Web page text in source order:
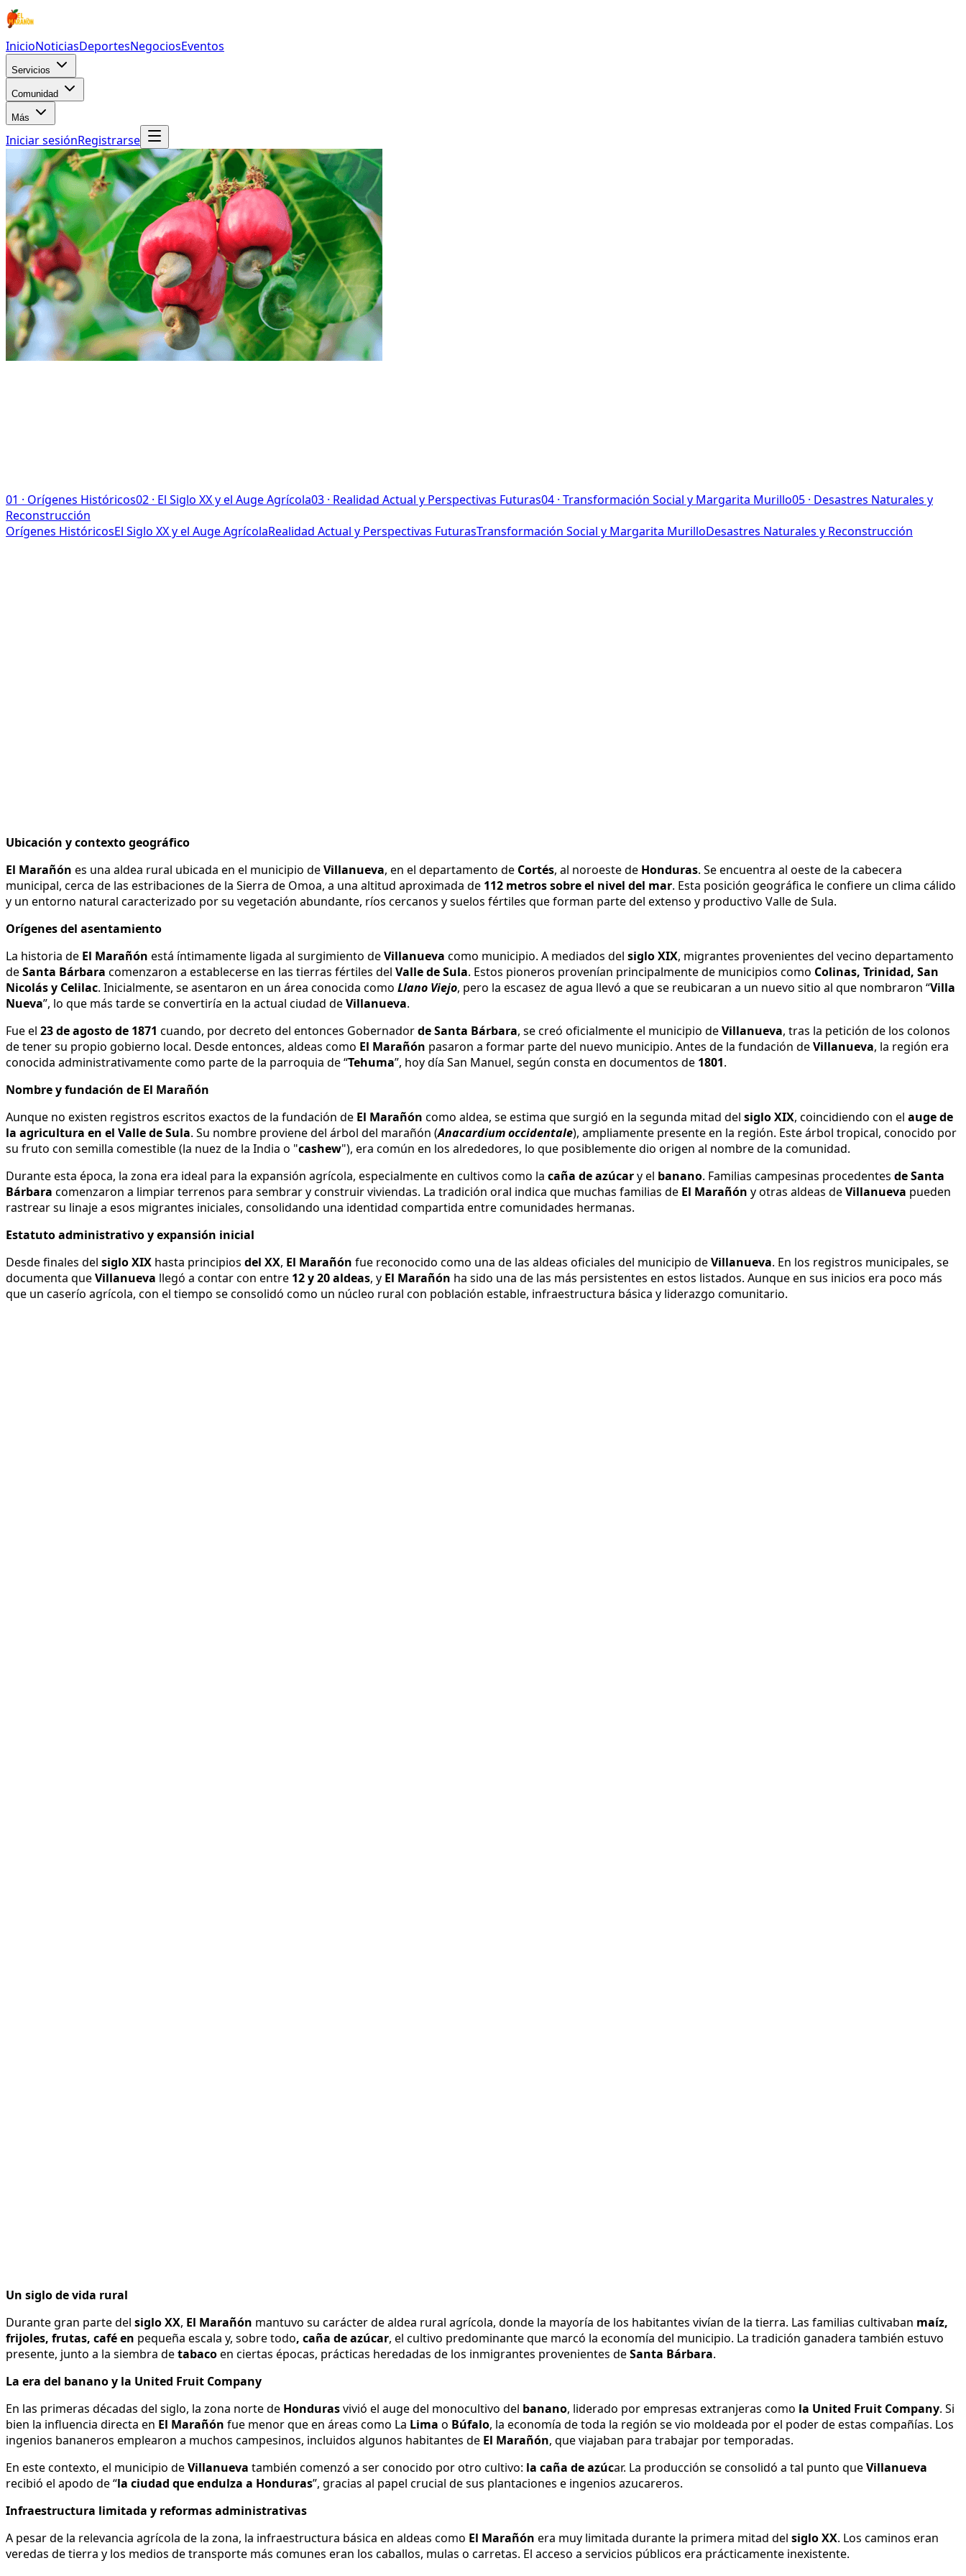
InicioNoticiasDeportesNegociosEventos
Servicios
Comunidad
Más
Iniciar sesiónRegistrarse
01 · Orígenes Históricos02 · El Siglo XX y el Auge Agrícola03 · Realidad Actual y Perspectivas Futuras04 · Transformación Social y Margarita Murillo05 · Desastres Naturales y
Reconstrucción
Orígenes HistóricosEl Siglo XX y el Auge AgrícolaRealidad Actual y Perspectivas FuturasTransformación Social y Margarita MurilloDesastres Naturales y Reconstrucción
Ubicación y contexto geográfico
El Marañón es una aldea rural ubicada en el municipio deVillanueva, en el departamento de Cortés, al noroeste de Honduras. Se encuentra al oeste de la cabecera
municipal, cerca de las estribaciones de la Sierra de Omoa, a una altitud aproximada de 112 metros sobre el nivel del mar. Esta posición geográfica le confiere un clima cálido
y un entorno natural caracterizado por su vegetación abundante, ríos cercanos y suelos fértiles que forman parte del extenso y productivo Valle de Sula.
Orígenes del asentamiento
La historia de El Marañón está íntimamente ligada al surgimiento deVillanueva como municipio. A mediados del siglo XIX, migrantes provenientes del vecino departamento
deSanta Bárbara comenzaron a establecerse en las tierras fértiles del Valle de Sula. Estos pioneros provenían principalmente de municipios como Colinas, Trinidad, San
Nicolás y Celilac. Inicialmente, se asentaron en un área conocida como Llano Viejo, pero la escasez de agua llevó a que se reubicaran a un nuevo sitio al que nombraron “Villa
Nueva”, lo que más tarde se convertiría en la actual ciudad deVillanueva.
Fue el 23 de agosto de 1871 cuando, por decreto del entonces Gobernadorde Santa Bárbara, se creó oficialmente el municipio deVillanueva, tras la petición de los colonos
de tener su propio gobierno local. Desde entonces, aldeas como El Marañón pasaron a formar parte del nuevo municipio. Antes de la fundación deVillanueva, la región era
conocida administrativamente como parte de la parroquia de “Tehuma”, hoy día San Manuel, según consta en documentos de 1801.
Nombre y fundación de El Marañón
Aunque no existen registros escritos exactos de la fundación de El Marañón como aldea, se estima que surgió en la segunda mitad del siglo XIX, coincidiendo con el auge de
la agricultura en el Valle de Sula. Su nombre proviene del árbol del marañón (Anacardium occidentale), ampliamente presente en la región. Este árbol tropical, conocido por
su fruto con semilla comestible (la nuez de la India o "cashew"), era común en los alrededores, lo que posiblemente dio origen al nombre de la comunidad.
Durante esta época, la zona era ideal para la expansión agrícola, especialmente en cultivos como la caña de azúcary el banano. Familias campesinas procedentes de Santa
Bárbara comenzaron a limpiar terrenos para sembrar y construir viviendas. La tradición oral indica que muchas familias de El Marañón y otras aldeas deVillanueva pueden
rastrear su linaje a esos migrantes iniciales, consolidando una identidad compartida entre comunidades hermanas.
Estatuto administrativo y expansión inicial
Desde finales del siglo XIX hasta principios del XX, El Marañón fue reconocido como una de las aldeas oficiales del municipio deVillanueva. En los registros municipales, se
documenta queVillanueva llegó a contar con entre 12 y 20 aldeas, y El Marañón ha sido una de las más persistentes en estos listados. Aunque en sus inicios era poco más
que un caserío agrícola, con el tiempo se consolidó como un núcleo rural con población estable, infraestructura básica y liderazgo comunitario.
Un siglo de vida rural
Durante gran parte del siglo XX, El Marañón mantuvo su carácter de aldea rural agrícola, donde la mayoría de los habitantes vivían de la tierra. Las familias cultivaban maíz,
frijoles, frutas, café en pequeña escala y, sobre todo, caña de azúcar, el cultivo predominante que marcó la economía del municipio. La tradición ganadera también estuvo
presente, junto a la siembra detabacoen ciertas épocas, prácticas heredadas de los inmigrantes provenientes deSanta Bárbara.
La era del banano y la United Fruit Company
En las primeras décadas del siglo, la zona norte de Hondurasvivió el auge del monocultivo del banano, liderado por empresas extranjeras como la United Fruit Company. Si
bien la influencia directa en El Marañón fue menor que en áreas como La Lima o Búfalo, la economía de toda la región se vio moldeada por el poder de estas compañías. Los
ingenios bananeros emplearon a muchos campesinos, incluidos algunos habitantes de El Marañón, que viajaban para trabajar por temporadas.
En este contexto, el municipio deVillanueva también comenzó a ser conocido por otro cultivo: la caña de azúcar. La producción se consolidó a tal punto queVillanueva
recibió el apodo de “la ciudad que endulza a Honduras”, gracias al papel crucial de sus plantaciones e ingenios azucareros.
Infraestructura limitada y reformas administrativas
A pesar de la relevancia agrícola de la zona, la infraestructura básica en aldeas como El Marañón era muy limitada durante la primera mitad del siglo XX. Los caminos eran
veredas de tierra y los medios de transporte más comunes eran los caballos, mulas o carretas. El acceso a servicios públicos era prácticamente inexistente.